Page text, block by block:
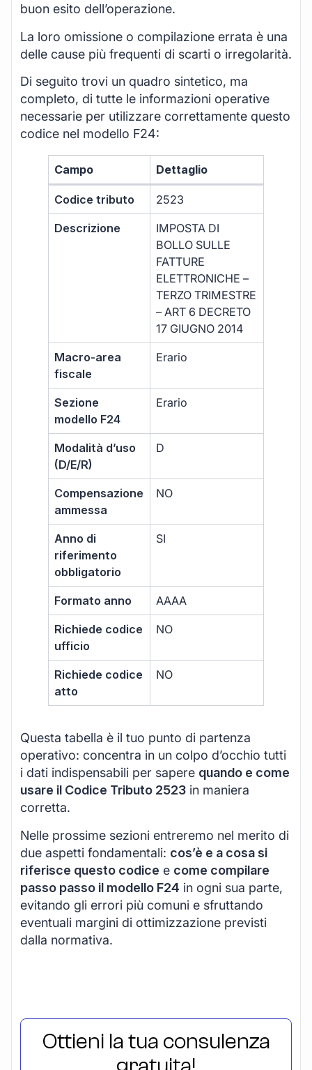
buon esito dell’operazione.
La loro omissione o compilazione errata è una
delle cause più frequenti di scarti o irregolarità.
Di seguito trovi un quadro sintetico, ma
completo, di tutte le informazioni operative
necessarie per utilizzare correttamente questo
codice nel modello F24:
Campo Dettaglio
Codice tributo 2523
Descrizione
IMPOSTA DI
BOLLO SULLE
FATTURE
ELETTRONICHE –
TERZO TRIMESTRE
– ART 6 DECRETO
17 GIUGNO 2014
Macro-area
fiscale
Erario
Sezione
modello F24
Erario
Modalità d’uso
(D/E/R)
D
Compensazione
ammessa
NO
Anno di
riferimento
obbligatorio
SI
Formato anno AAAA
Richiede codice
ufficio
NO
Richiede codice
atto
NO
Questa tabella è il tuo punto di partenza
operativo: concentra in un colpo d’occhio tutti
i dati indispensabili per sapere quando e come
usare il Codice Tributo 2523 in maniera
corretta.
Nelle prossime sezioni entreremo nel merito di
due aspetti fondamentali: cos’è e a cosa si
riferisce questo codice e come compilare
passo passo il modello F24 in ogni sua parte,
evitando gli errori più comuni e sfruttando
eventuali margini di ottimizzazione previsti
dalla normativa.
Ottieni la tua consulenza